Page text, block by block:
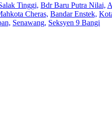
Tinggi, Bdr Baru Putra Nilai,
Cheras, Bandar Enstek,
Senawang, Seksyen 9 Bangi